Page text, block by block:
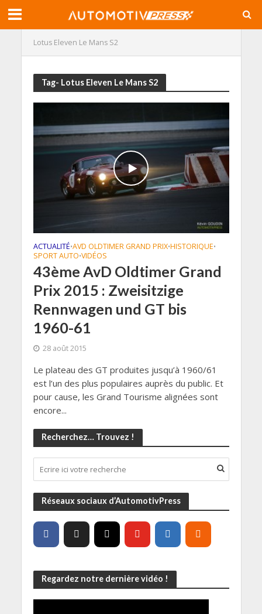
Lotus Eleven Le Mans S2
Tag- Lotus Eleven Le Mans S2
ACTUALITÉ•AVD OLDTIMER GRAND PRIX•HISTORIQUE•
SPORT AUTO•VIDÉOS
43ème AvD Oldtimer Grand
Prix 2015 : Zweisitzige
Rennwagen und GT bis
1960-61
28 août 2015
Le plateau des GT produites jusqu’à 1960/61
est l’un des plus populaires auprès du public. Et
pour cause, les Grand Tourisme alignées sont
encore...
Recherchez… Trouvez !
Réseaux sociaux d’AutomotivPress
Regardez notre dernière vidéo !